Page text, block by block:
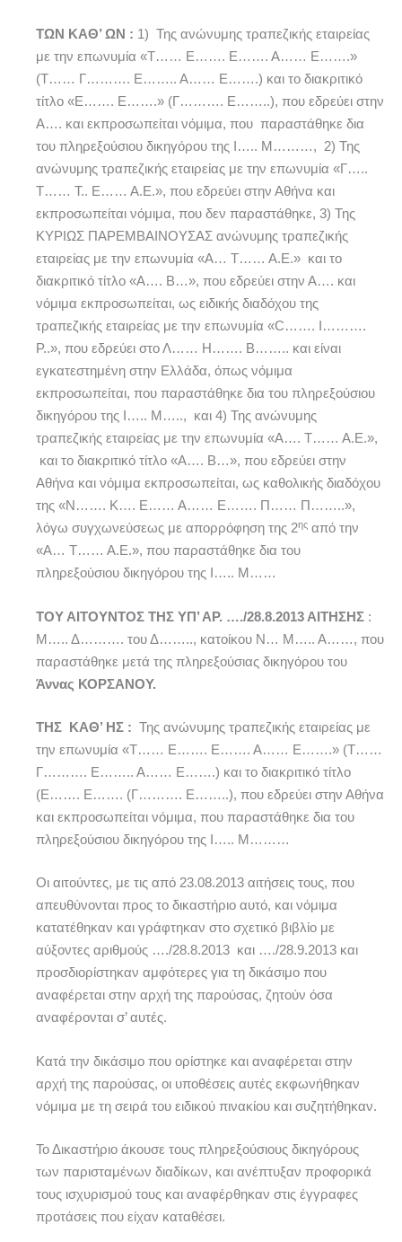
ΤΩΝ ΚΑΘ’ ΩΝ : 1) Της ανώνυμης τραπεζικής εταιρείας
με την επωνυμία «Τ…… Ε……. Ε……. Α…… Ε…….»
(Τ…… Γ………. Ε…….. Α…… Ε…….) και το διακριτικό
τίτλο «Ε……. Ε…….» (Γ………. Ε……..), που εδρεύει στην
Α…. και εκπροσωπείται νόμιμα, που παραστάθηκε δια
του πληρεξούσιου δικηγόρου της Ι….. Μ………, 2) Της
ανώνυμης τραπεζικής εταιρείας με την επωνυμία «Γ…..
Τ…… Τ.. Ε…… Α.Ε.», που εδρεύει στην Αθήνα και
εκπροσωπείται νόμιμα, που δεν παραστάθηκε, 3) Της
ΚΥΡΙΩΣ ΠΑΡΕΜΒΑΙΝΟΥΣΑΣ ανώνυμης τραπεζικής
εταιρείας με την επωνυμία «Α… Τ…… Α.Ε.» και το
διακριτικό τίτλο «Α…. Β…», που εδρεύει στην Α…. και
νόμιμα εκπροσωπείται, ως ειδικής διαδόχου της
τραπεζικής εταιρείας με την επωνυμία «C……. I……….
P..», που εδρεύει στο Λ…… Η……. Β…….. και είναι
εγκατεστημένη στην Ελλάδα, όπως νόμιμα
εκπροσωπείται, που παραστάθηκε δια του πληρεξούσιου
δικηγόρου της Ι….. Μ….., και 4) Της ανώνυμης
τραπεζικής εταιρείας με την επωνυμία «Α…. Τ…… Α.Ε.»,
και το διακριτικό τίτλο «Α…. Β…», που εδρεύει στην
Αθήνα και νόμιμα εκπροσωπείται, ως καθολικής διαδόχου
της «Ν……. Κ…. Ε…… Α…… Ε……. Π…… Π……..»,
λόγω συγχωνεύσεως με απορρόφηση της 2ης από την
«Α… Τ…… Α.Ε.», που παραστάθηκε δια του
πληρεξούσιου δικηγόρου της Ι….. Μ……
ΤΟΥ ΑΙΤΟΥΝΤΟΣ ΤΗΣ ΥΠ’ ΑΡ. …./28.8.2013 ΑΙΤΗΣΗΣ :
Μ….. Δ………. του Δ…….., κατοίκου Ν… Μ….. Α……, που
παραστάθηκε μετά της πληρεξούσιας δικηγόρου του
Άννας ΚΟΡΣΑΝΟΥ.
ΤΗΣ ΚΑΘ’ ΗΣ : Της ανώνυμης τραπεζικής εταιρείας με
την επωνυμία «Τ…… Ε……. Ε……. Α…… Ε…….» (Τ……
Γ………. Ε…….. Α…… Ε…….) και το διακριτικό τίτλο
(Ε……. Ε……. (Γ………. Ε……..), που εδρεύει στην Αθήνα
και εκπροσωπείται νόμιμα, που παραστάθηκε δια του
πληρεξούσιου δικηγόρου της Ι….. Μ………
Οι αιτούντες, με τις από 23.08.2013 αιτήσεις τους, που
απευθύνονται προς το δικαστήριο αυτό, και νόμιμα
κατατέθηκαν και γράφτηκαν στο σχετικό βιβλίο με
αύξοντες αριθμούς …./28.8.2013 και …./28.9.2013 και
προσδιορίστηκαν αμφότερες για τη δικάσιμο που
αναφέρεται στην αρχή της παρούσας, ζητούν όσα
αναφέρονται σ’ αυτές.
Κατά την δικάσιμο που ορίστηκε και αναφέρεται στην
αρχή της παρούσας, οι υποθέσεις αυτές εκφωνήθηκαν
νόμιμα με τη σειρά του ειδικού πινακίου και συζητήθηκαν.
Το Δικαστήριο άκουσε τους πληρεξούσιους δικηγόρους
των παρισταμένων διαδίκων, και ανέπτυξαν προφορικά
τους ισχυρισμού τους και αναφέρθηκαν στις έγγραφες
προτάσεις που είχαν καταθέσει.